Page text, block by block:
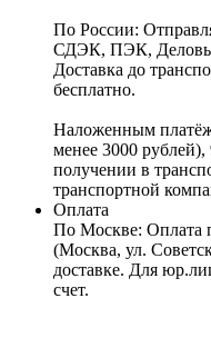
По России:
СДЭК, ПЭК,
Доставка до
бесплатно.
Наложенным
менее 3000
получении в
транспортной
Оплата
По Москве: Оплата
(Москва, ул.
доставке. Для
счет.